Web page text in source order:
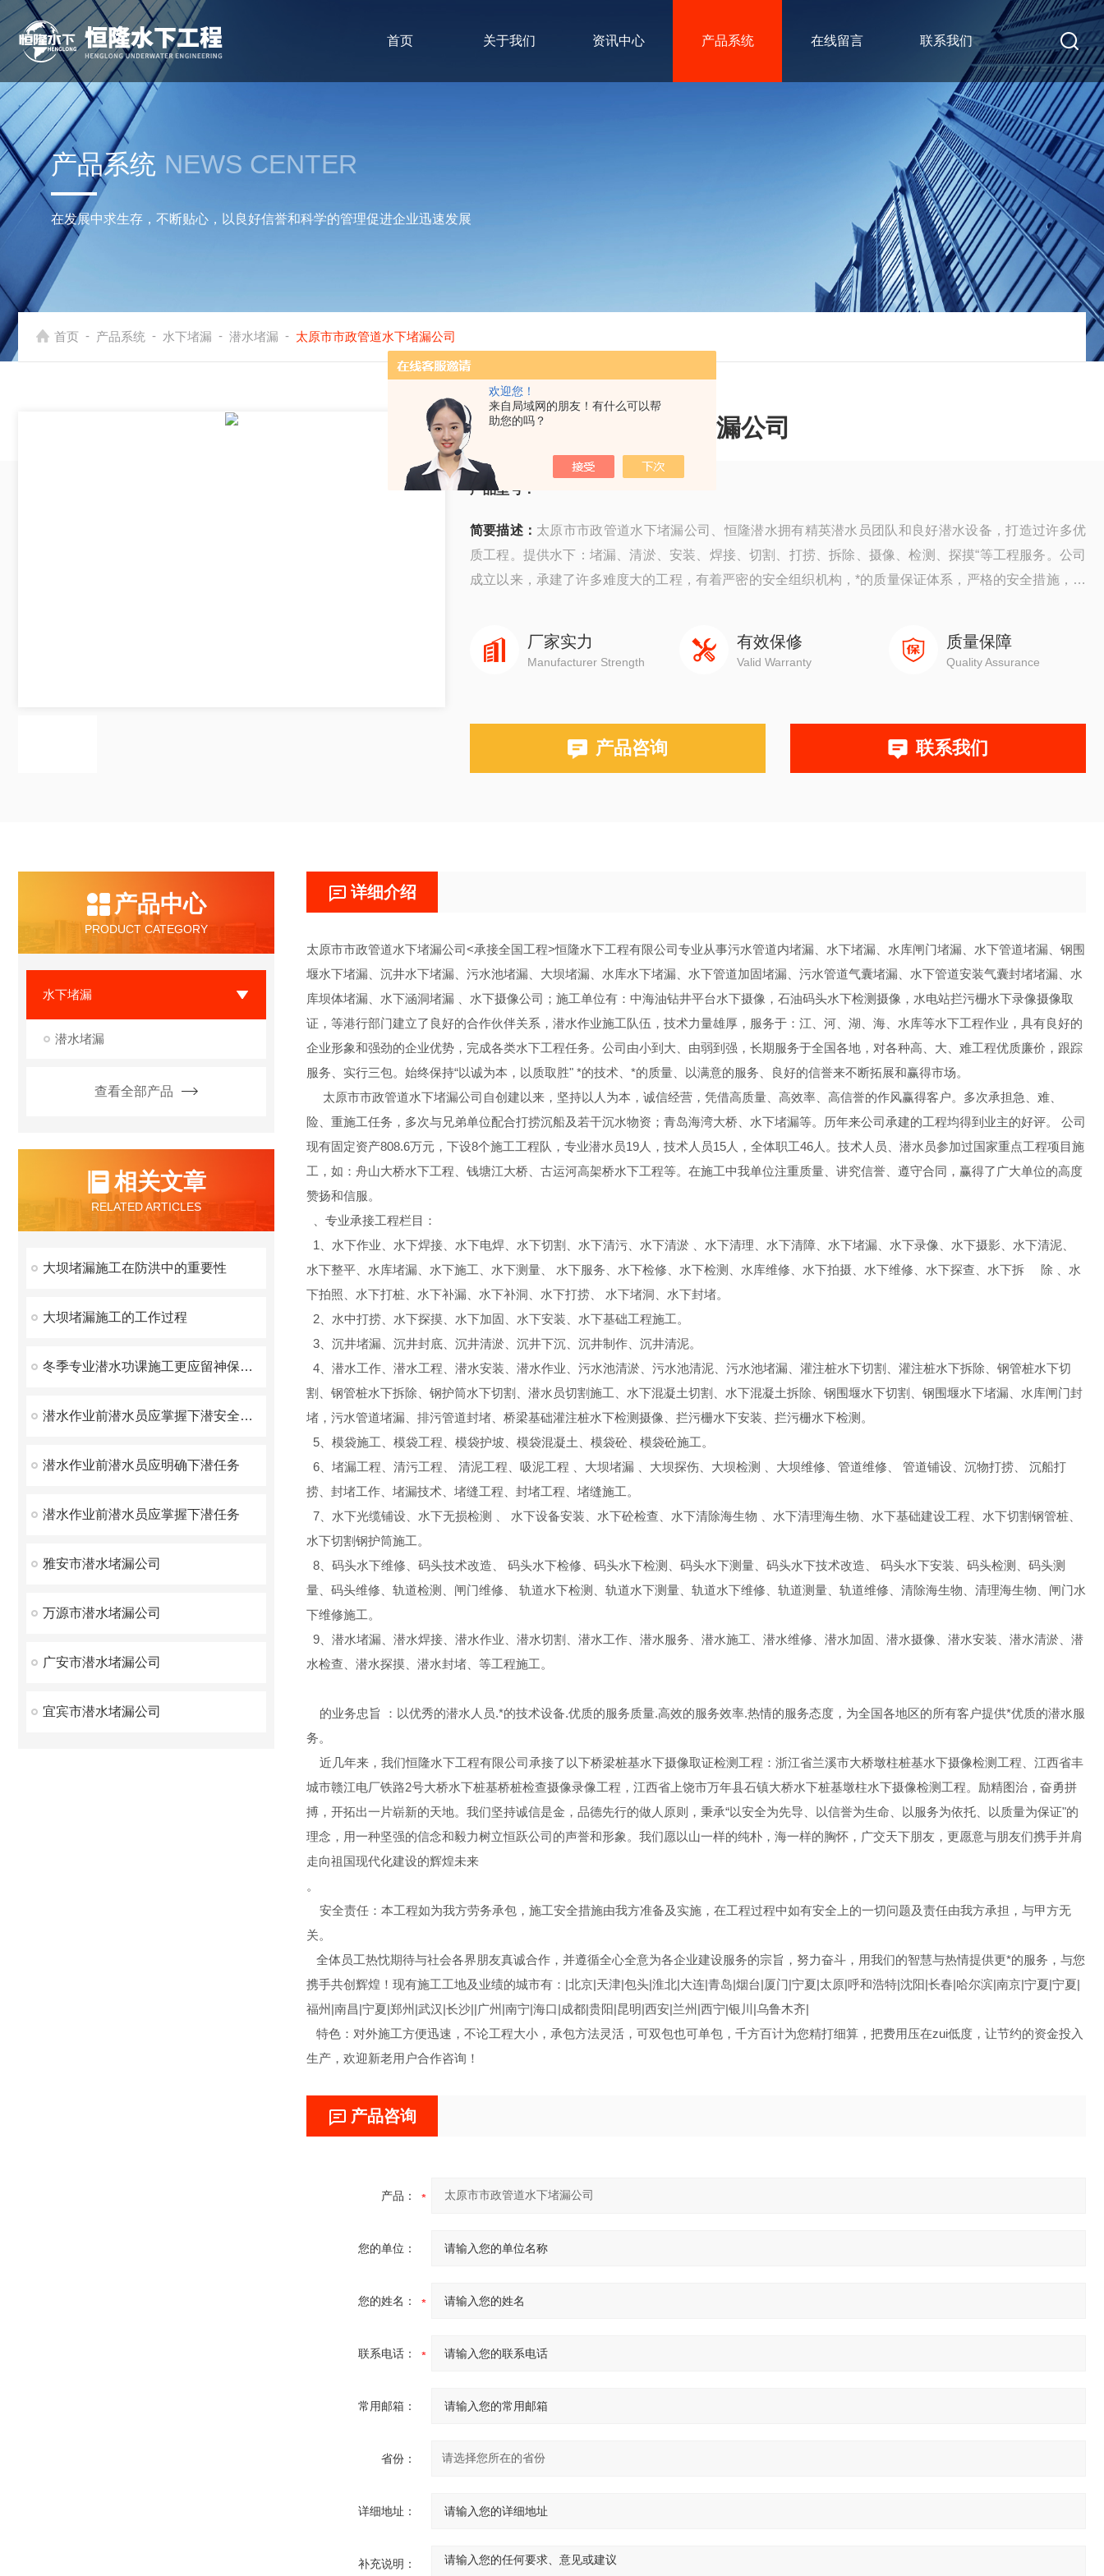
欢迎您！
来自局域网的朋友！有什么可以帮
助您的吗？
首页 关于我们 资讯中心 产品系统 在线留言 联系我们
产品系统 NEWS CENTER
在发展中求生存，不断贴心，以良好信誉和科学的管理促进企业迅速发展
首页 - 产品系统 - 水下堵漏 - 潜水堵漏 - 太原市市政管道水下堵漏公司
太原市市政管道水下堵漏公司
产品型号：
简要描述： 太原市市政管道水下堵漏公司、恒隆潜水拥有精英潜水员团队和良好潜水设备，打造过许多优
质工程。提供水下：堵漏、清淤、安装、焊接、切割、打捞、拆除、摄像、检测、探摸“等工程服务。公司
成立以来，承建了许多难度大的工程，有着严密的安全组织机构，*的质量保证体系，严格的安全措施，并
厂家实力
Manufacturer Strength
有效保修
Valid Warranty
质量保障
Quality Assurance
产品咨询 联系我们
产品中心
PRODUCT CATEGORY
水下堵漏
潜水堵漏
查看全部产品
相关文章
RELATED ARTICLES
大坝堵漏施工在防洪中的重要性
大坝堵漏施工的工作过程
冬季专业潜水功课施工更应留神保险问题
潜水作业前潜水员应掌握下潜安全要素
潜水作业前潜水员应明确下潜任务
潜水作业前潜水员应掌握下潜任务
雅安市潜水堵漏公司
万源市潜水堵漏公司
广安市潜水堵漏公司
宜宾市潜水堵漏公司
详细介绍
太原市市政管道水下堵漏公司<承接全国工程>恒隆水下工程有限公司专业从事污水管道内堵漏、水下堵漏、水库闸门堵漏、水下管道堵漏、钢围
堰水下堵漏、沉井水下堵漏、污水池堵漏、大坝堵漏、水库水下堵漏、水下管道加固堵漏、污水管道气囊堵漏、水下管道安装气囊封堵堵漏、水
库坝体堵漏、水下涵洞堵漏 、水下摄像公司；施工单位有：中海油钻井平台水下摄像，石油码头水下检测摄像，水电站拦污栅水下录像摄像取
证，等港行部门建立了良好的合作伙伴关系，潜水作业施工队伍，技术力量雄厚，服务于：江、河、湖、海、水库等水下工程作业，具有良好的
企业形象和强劲的企业优势，完成各类水下工程任务。公司由小到大、由弱到强，长期服务于全国各地，对各种高、大、难工程优质廉价，跟踪
服务、实行三包。始终保持“以诚为本，以质取胜" *的技术、*的质量、以满意的服务、良好的信誉来不断拓展和赢得市场。
太原市市政管道水下堵漏公司自创建以来，坚持以人为本，诚信经营，凭借高质量、高效率、高信誉的作风赢得客户。多次承担急、难、
险、重施工任务，多次与兄弟单位配合打捞沉船及若干沉水物资；青岛海湾大桥、水下堵漏等。历年来公司承建的工程均得到业主的好评。 公司
现有固定资产808.6万元，下设8个施工工程队，专业潜水员19人，技术人员15人，全体职工46人。技术人员、潜水员参加过国家重点工程项目施
工，如：舟山大桥水下工程、钱塘江大桥、古运河高架桥水下工程等。在施工中我单位注重质量、讲究信誉、遵守合同，赢得了广大单位的高度
赞扬和信服。
、专业承接工程栏目：
1、水下作业、水下焊接、水下电焊、水下切割、水下清污、水下清淤 、水下清理、水下清障、水下堵漏、水下录像、水下摄影、水下清泥、
水下整平、水库堵漏、水下施工、水下测量、 水下服务、水下检修、水下检测、水库维修、水下拍摄、水下维修、水下探查、水下拆 除 、水
下拍照、水下打桩、水下补漏、水下补洞、水下打捞、 水下堵洞、水下封堵。
2、水中打捞、水下探摸、水下加固、水下安装、水下基础工程施工。
3、沉井堵漏、沉井封底、沉井清淤、沉井下沉、沉井制作、沉井清泥。
4、潜水工作、潜水工程、潜水安装、潜水作业、污水池清淤、污水池清泥、污水池堵漏、灌注桩水下切割、灌注桩水下拆除、钢管桩水下切
割、钢管桩水下拆除、钢护筒水下切割、潜水员切割施工、水下混凝土切割、水下混凝土拆除、钢围堰水下切割、钢围堰水下堵漏、水库闸门封
堵，污水管道堵漏、排污管道封堵、桥梁基础灌注桩水下检测摄像、拦污栅水下安装、拦污栅水下检测。
5、模袋施工、模袋工程、模袋护坡、模袋混凝土、模袋砼、模袋砼施工。
6、堵漏工程、清污工程、 清泥工程、吸泥工程 、大坝堵漏 、大坝探伤、大坝检测 、大坝维修、管道维修、 管道铺设、沉物打捞、 沉船打
捞、封堵工作、堵漏技术、堵缝工程、封堵工程、堵缝施工。
7、水下光缆铺设、水下无损检测 、 水下设备安装、水下砼检查、水下清除海生物 、水下清理海生物、水下基础建设工程、水下切割钢管桩、
水下切割钢护筒施工。
8、码头水下维修、码头技术改造、 码头水下检修、码头水下检测、码头水下测量、码头水下技术改造、 码头水下安装、码头检测、码头测
量、码头维修、轨道检测、闸门维修、 轨道水下检测、轨道水下测量、轨道水下维修、轨道测量、轨道维修、清除海生物、清理海生物、闸门水
下维修施工。
9、潜水堵漏、潜水焊接、潜水作业、潜水切割、潜水工作、潜水服务、潜水施工、潜水维修、潜水加固、潜水摄像、潜水安装、潜水清淤、潜
水检查、潜水探摸、潜水封堵、等工程施工。
的业务忠旨 ：以优秀的潜水人员.*的技术设备.优质的服务质量.高效的服务效率.热情的服务态度，为全国各地区的所有客户提供*优质的潜水服
务。
近几年来，我们恒隆水下工程有限公司承接了以下桥梁桩基水下摄像取证检测工程：浙江省兰溪市大桥墩柱桩基水下摄像检测工程、江西省丰
城市赣江电厂铁路2号大桥水下桩基桥桩检查摄像录像工程，江西省上饶市万年县石镇大桥水下桩基墩柱水下摄像检测工程。励精图治，奋勇拼
搏，开拓出一片崭新的天地。我们坚持诚信是金，品德先行的做人原则，秉承“以安全为先导、以信誉为生命、以服务为依托、以质量为保证"的
理念，用一种坚强的信念和毅力树立恒跃公司的声誉和形象。我们愿以山一样的纯朴，海一样的胸怀，广交天下朋友，更愿意与朋友们携手并肩
走向祖国现代化建设的辉煌未来
。
安全责任：本工程如为我方劳务承包，施工安全措施由我方准备及实施，在工程过程中如有安全上的一切问题及责任由我方承担，与甲方无
关。
全体员工热忱期待与社会各界朋友真诚合作，并遵循全心全意为各企业建设服务的宗旨，努力奋斗，用我们的智慧与热情提供更*的服务，与您
携手共创辉煌！现有施工工地及业绩的城市有：|北京|天津|包头|淮北|大连|青岛|烟台|厦门|宁夏|太原|呼和浩特|沈阳|长春|哈尔滨|南京|宁夏|宁夏|
福州|南昌|宁夏|郑州|武汉|长沙||广州|南宁|海口|成都|贵阳|昆明|西安|兰州|西宁|银川|乌鲁木齐|
特色：对外施工方便迅速，不论工程大小，承包方法灵活，可双包也可单包，千方百计为您精打细算，把费用压在zui低度，让节约的资金投入
生产，欢迎新老用户合作咨询！
产品咨询
产品：
您的单位：
您的姓名：
联系电话：
常用邮箱：
省份：
详细地址：
补充说明：